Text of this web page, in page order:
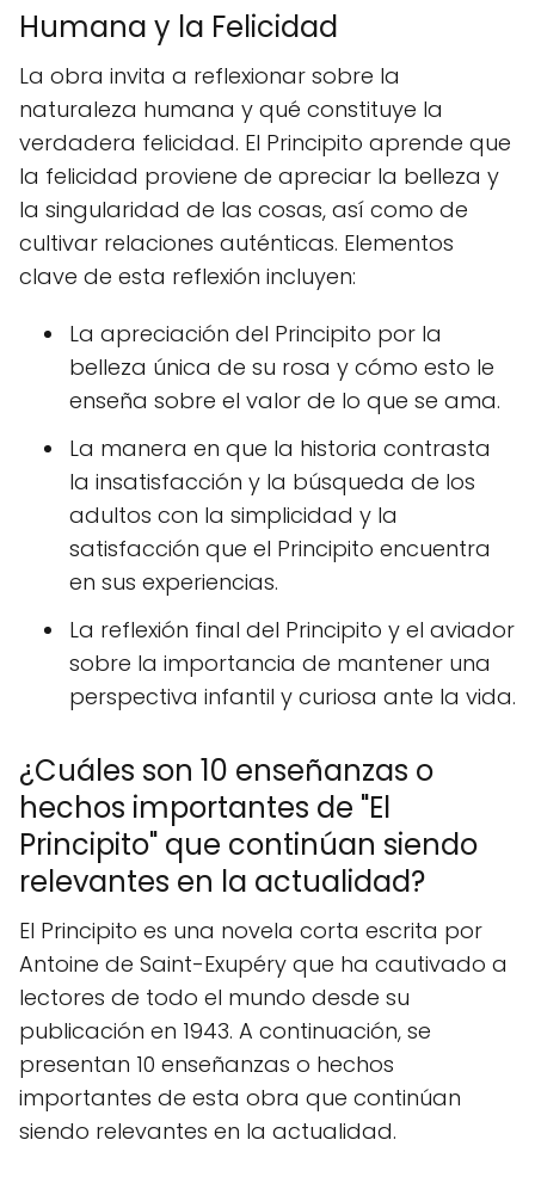
Humana y la Felicidad
La obra invita a reflexionar sobre la
naturaleza humana y qué constituye la
verdadera felicidad. El Principito aprende que
la felicidad proviene de apreciar la belleza y
la singularidad de las cosas, así como de
cultivar relaciones auténticas. Elementos
clave de esta reflexión incluyen:
La apreciación del Principito por la
belleza única de su rosa y cómo esto le
enseña sobre el valor de lo que se ama.
La manera en que la historia contrasta
la insatisfacción y la búsqueda de los
adultos con la simplicidad y la
satisfacción que el Principito encuentra
en sus experiencias.
La reflexión final del Principito y el aviador
sobre la importancia de mantener una
perspectiva infantil y curiosa ante la vida.
¿Cuáles son 10 enseñanzas o
hechos importantes de "El
Principito" que continúan siendo
relevantes en la actualidad?
El Principito es una novela corta escrita por
Antoine de Saint-Exupéry que ha cautivado a
lectores de todo el mundo desde su
publicación en 1943. A continuación, se
presentan 10 enseñanzas o hechos
importantes de esta obra que continúan
siendo relevantes en la actualidad.